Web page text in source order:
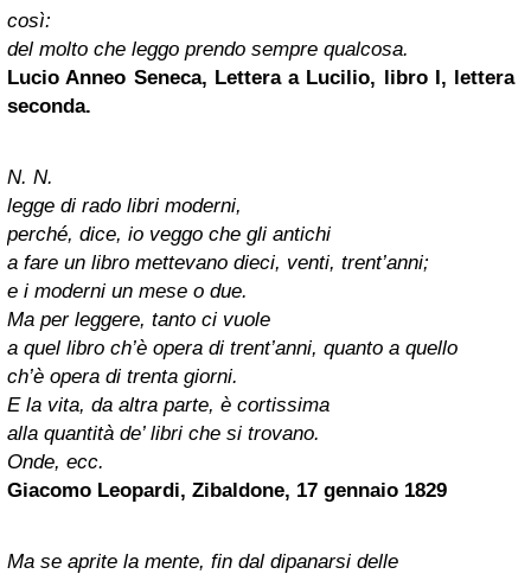
così:
del molto che leggo prendo sempre qualcosa.
Lucio Anneo Seneca, Lettera a Lucilio, libro I, lettera
seconda.
N. N.
legge di rado libri moderni,
perché, dice, io veggo che gli antichi
a fare un libro mettevano dieci, venti, trent’anni;
e i moderni un mese o due.
Ma per leggere, tanto ci vuole
a quel libro ch’è opera di trent’anni, quanto a quello
ch’è opera di trenta giorni.
E la vita, da altra parte, è cortissima
alla quantità de’ libri che si trovano.
Onde, ecc.
Giacomo Leopardi, Zibaldone, 17 gennaio 1829
Ma se aprite la mente, fin dal dipanarsi delle